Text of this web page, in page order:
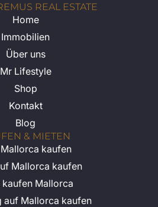
REAL ESTATE
Home
Immobilien
Über uns
Mr Lifestyle
Shop
Kontakt
Blog
& MIETEN
kaufen
Mallorca kaufen
kaufen Mallorca
auf Mallorca kaufen